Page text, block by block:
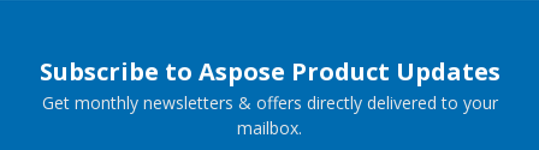
Subscribe to Aspose Product Updates
Get monthly newsletters & offers directly delivered to your
mailbox.